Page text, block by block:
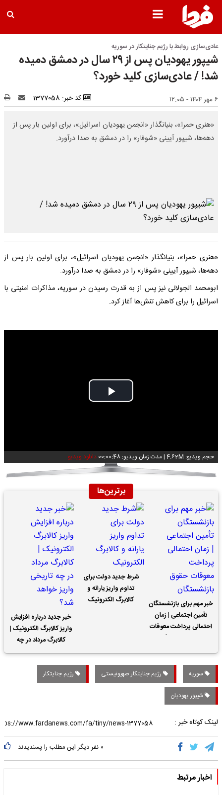
عادی‌سازی روابط با رژیم جنایتکار در سوریه
شیپور یهودیان پس از ۲۹ سال در دمشق دمیده
شد! / عادی‌سازی کلید خورد؟
۶ مهر ۱۴۰۴ - ۱۲:۰۵ کد خبر: 1377058
«هنری حمرا»، بنیانگذار «انجمن یهودیان اسرائیل»، برای اولین بار پس از
دهه‌ها، شیپور آیینی «شوفار» را در دمشق به صدا درآورد.
«هنری حمرا»، بنیانگذار «انجمن یهودیان اسرائیل»، برای اولین بار پس از
دهه‌ها، شیپور آیینی «شوفار» را در دمشق به صدا درآورد.
ابومحمد الجولانی نیز پس از به قدرت رسیدن در سوریه، مذاکرات امنیتی با
اسرائیل را برای کاهش تنش‌ها آغاز کرد.
Play
حجم ویدیو: 4.62M |مدت زمان ویدیو: 00:00:48 دانلود ویدیو
برترین‌ها
خبر مهم برای بازنشستگان
تأمین اجتماعی | زمان
احتمالی پرداخت معوقات
شرط جدید دولت برای
تداوم واریز یارانه و
کالابرگ الکترونیک
خبر جدید درباره افزایش
واریز کالابرگ الکترونیک |
کالابرگ مرداد در چه
تاریخی واریز خواهد شد؟
سوریه رژیم جنایتکار صهیونیستی رژیم جنایتکار
شیپور یهودیان
لینک کوتاه خبر :
۰ نفر دیگر این مطلب را پسندیدند
اخبار مرتبط